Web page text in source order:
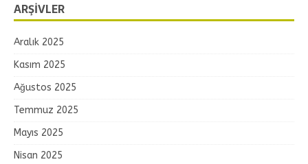
ARŞIVLER
Aralık 2025
Kasım 2025
Ağustos 2025
Temmuz 2025
Mayıs 2025
Nisan 2025